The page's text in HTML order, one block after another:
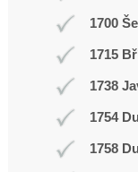
1700
1715
1738
1754
1758